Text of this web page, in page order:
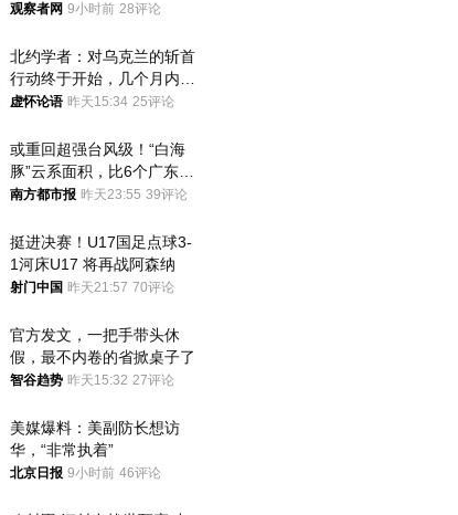
观察者网 9小时前 28评论
北约学者：对乌克兰的斩首
行动终于开始，几个月内乌
将投降
虚怀论语 昨天15:34 25评论
或重回超强台风级！“白海
豚”云系面积，比6个广东还
大！深圳官方：注意这件事
南方都市报 昨天23:55 39评论
挺进决赛！U17国足点球3-
1河床U17 将再战阿森纳
射门中国 昨天21:57 70评论
官方发文，一把手带头休
假，最不内卷的省掀桌子了
智谷趋势 昨天15:32 27评论
美媒爆料：美副防长想访
华，“非常执着”
北京日报 9小时前 46评论